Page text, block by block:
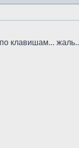
клавишам... жаль..